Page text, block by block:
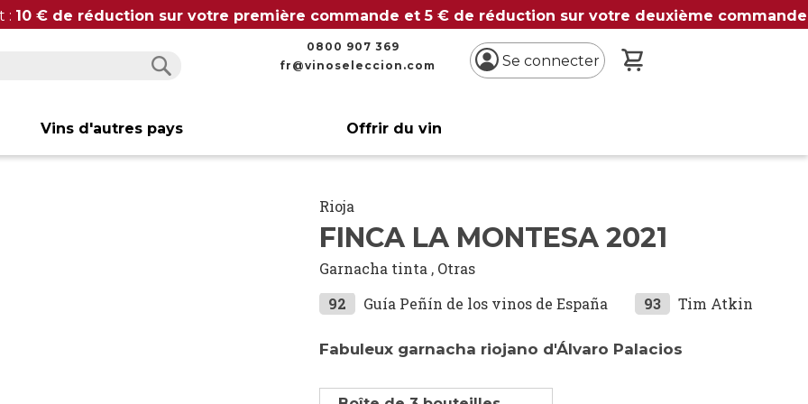
: 10 € de réduction sur votre première commande et 5 € de réduction sur votre deuxième commande
0800 907 369
fr@vinoseleccion.com
Se connecter
Vins d'autres pays Offrir du vin
Rioja
FINCA LA MONTESA 2021
Garnacha tinta , Otras
92
Guía Peñín de los vinos de España 93 Tim Atkin
Fabuleux garnacha riojano d'Álvaro Palacios